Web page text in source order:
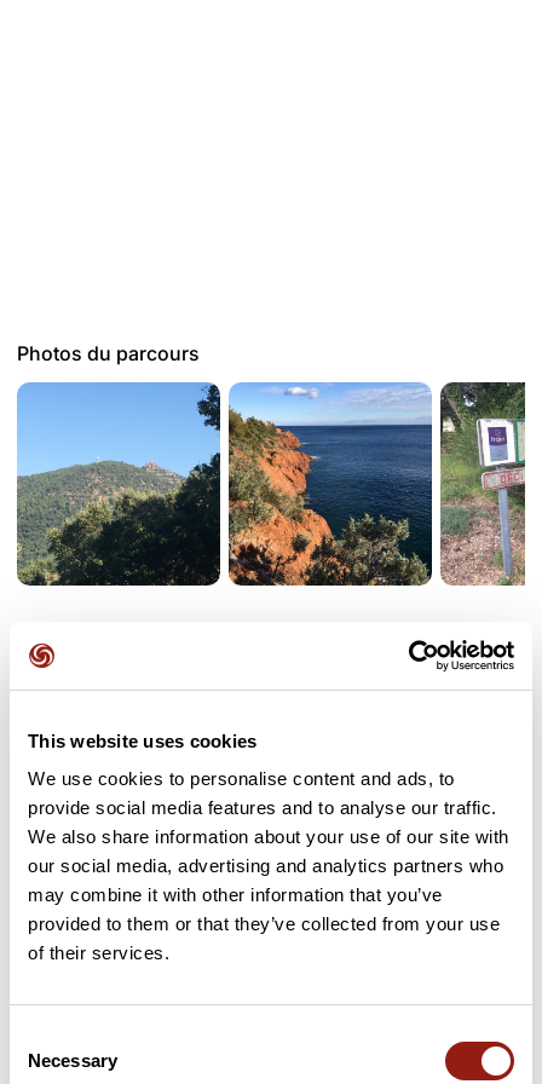
This website uses cookies
We use cookies to personalise content and ads, to
provide social media features and to analyse our traffic.
We also share information about your use of our site with
our social media, advertising and analytics partners who
may combine it with other information that you’ve
provided to them or that they’ve collected from your use
of their services.
Selection
Necessary
Photos du parcours
Avis des utilisateurs
Soyez le premier à ajouter un avis !
Ajouter un avis
Cols le long du parcours